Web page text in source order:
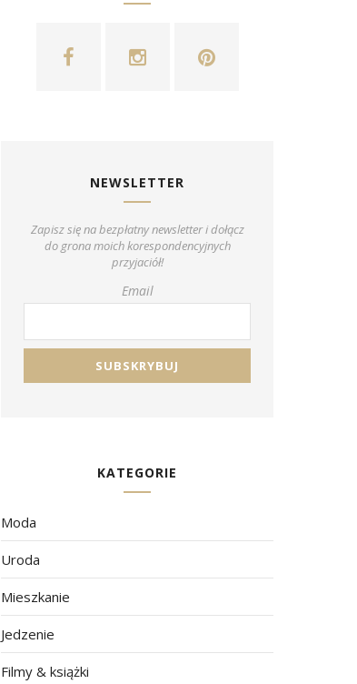
NEWSLETTER
Zapisz się na bezpłatny newsletter i dołącz
do grona moich korespondencyjnych
przyjaciół!
Email
KATEGORIE
Moda
Uroda
Mieszkanie
Jedzenie
Filmy & książki